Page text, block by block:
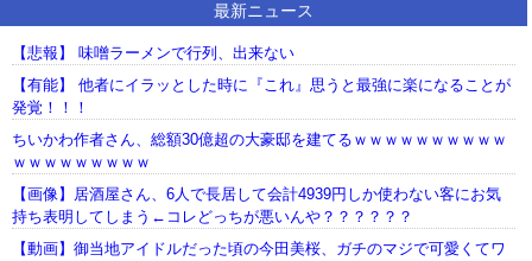
最新ニュース
【悲報】 味噌ラーメンで行列、出来ない
【有能】 他者にイラッとした時に『これ』思うと最強に楽になることが
発覚！！！
ちいかわ作者さん、総額30億超の大豪邸を建てるｗｗｗｗｗｗｗｗｗｗ
ｗｗｗｗｗｗｗｗｗ
【画像】居酒屋さん、6人で長居して会計4939円しか使わない客にお気
持ち表明してしまう←コレどっちが悪いんや？？？？？？
【動画】御当地アイドルだった頃の今田美桜、ガチのマジで可愛くてワ